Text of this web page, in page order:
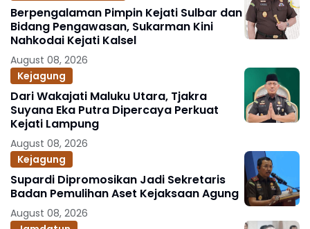
Berpengalaman Pimpin Kejati Sulbar dan
Bidang Pengawasan, Sukarman Kini
Nahkodai Kejati Kalsel
August 08, 2026
Kejagung
Dari Wakajati Maluku Utara, Tjakra
Suyana Eka Putra Dipercaya Perkuat
Kejati Lampung
August 08, 2026
Kejagung
Supardi Dipromosikan Jadi Sekretaris
Badan Pemulihan Aset Kejaksaan Agung
August 08, 2026